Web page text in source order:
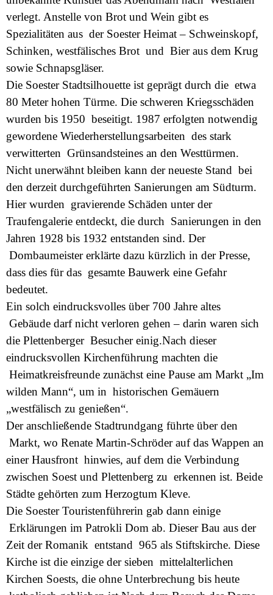
verlegt. Anstelle von Brot und Wein gibt es
Spezialitäten aus der Soester Heimat – Schweinskopf,
Schinken, westfälisches Brot und Bier aus dem Krug
sowie Schnapsgläser.
Die Soester Stadtsilhouette ist geprägt durch die etwa
80 Meter hohen Türme. Die schweren Kriegsschäden
wurden bis 1950 beseitigt. 1987 erfolgten notwendig
gewordene Wiederherstellungsarbeiten des stark
verwitterten Grünsandsteines an den Westtürmen.
Nicht unerwähnt bleiben kann der neueste Stand bei
den derzeit durchgeführten Sanierungen am Südturm.
Hier wurden gravierende Schäden unter der
Traufengalerie entdeckt, die durch Sanierungen in den
Jahren 1928 bis 1932 entstanden sind. Der
Dombaumeister erklärte dazu kürzlich in der Presse,
dass dies für das gesamte Bauwerk eine Gefahr
bedeutet.
Ein solch eindrucksvolles über 700 Jahre altes
Gebäude darf nicht verloren gehen – darin waren sich
die Plettenberger Besucher einig.Nach dieser
eindrucksvollen Kirchenführung machten die
Heimatkreisfreunde zunächst eine Pause am Markt „Im
wilden Mann“, um in historischen Gemäuern
„westfälisch zu genießen“.
Der anschließende Stadtrundgang führte über den
Markt, wo Renate Martin-Schröder auf das Wappen an
einer Hausfront hinwies, auf dem die Verbindung
zwischen Soest und Plettenberg zu erkennen ist. Beide
Städte gehörten zum Herzogtum Kleve.
Die Soester Touristenführerin gab dann einige
Erklärungen im Patrokli Dom ab. Dieser Bau aus der
Zeit der Romanik entstand 965 als Stiftskirche. Diese
Kirche ist die einzige der sieben mittelalterlichen
Kirchen Soests, die ohne Unterbrechung bis heute